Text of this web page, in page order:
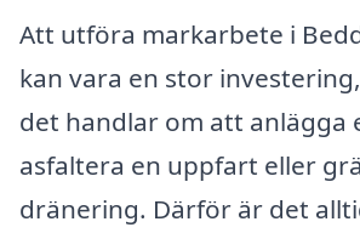
Att utföra markarbete i
kan vara en stor
det handlar om att anlägga
asfaltera en uppfart eller
dränering. Därför är det